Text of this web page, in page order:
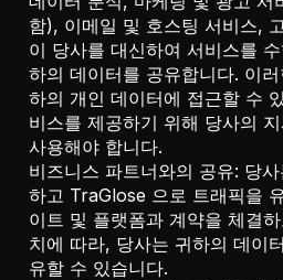
함), 이메일 및 호스팅 서비스,
이 당사를 대신하여 서비스를
하의 데이터를 공유합니다. 이
하의 개인 데이터에 접근할 수
비스를 제공하기 위해 당사의
사용해야 합니다.
비즈니스 파트너와의 공유: 당
하고 TraGlose 으로 트래픽을
이트 및 플랫폼과 계약을 체결
치에 따라, 당사는 귀하의 데이
유할 수 있습니다.